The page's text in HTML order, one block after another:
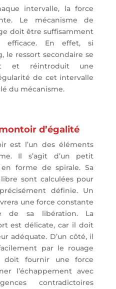
intervalle, la force
Le mécanisme de
doit être suffisamment
efficace. En effet, si
le ressort secondaire se
et réintroduit une
de cet intervalle
du mécanisme.
d’égalité
est l’un des éléments
Il s’agit d’un petit
forme de spirale. Sa
sont calculées pour
définie. Un
une force constante
de sa libération. La
est délicate, car il doit
adéquate. D’un côté, il
par le rouage
doit fournir une force
l’échappement avec
contradictoires